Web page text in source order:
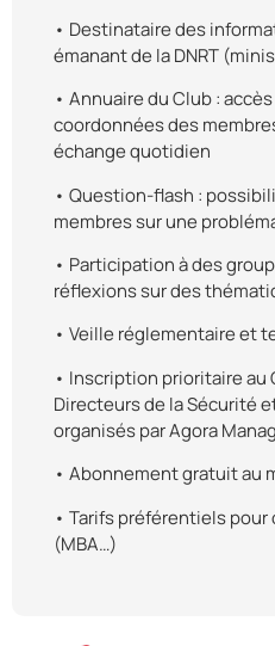
• Destinataire des
émanant de la DNRT
• Annuaire du Club :
coordonnées des
échange quotidien
• Question-flash :
membres sur une
• Participation à des
réflexions sur des
• Veille réglementaire et
• Inscription prioritaire au
Directeurs de la Sécurité
organisés par Agora
• Abonnement gratuit au
• Tarifs préférentiels
(MBA…)